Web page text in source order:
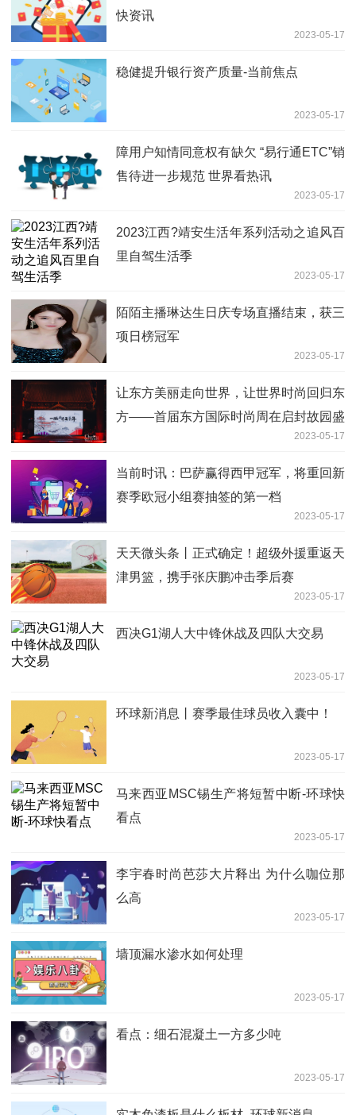
快资讯
2023-05-17
稳健提升银行资产质量-当前焦点
2023-05-17
障用户知情同意权有缺欠 “易行通ETC”销
售待进一步规范 世界看热讯
2023-05-17
2023江西?靖安生活年系列活动之追风百
里自驾生活季
2023-05-17
陌陌主播琳达生日庆专场直播结束，获三
项日榜冠军
2023-05-17
让东方美丽走向世界，让世界时尚回归东
方——首届东方国际时尚周在启封故园盛
2023-05-17
当前时讯：巴萨赢得西甲冠军，将重回新
赛季欧冠小组赛抽签的第一档
2023-05-17
天天微头条丨正式确定！超级外援重返天
津男篮，携手张庆鹏冲击季后赛
2023-05-17
西决G1湖人大中锋休战及四队大交易
2023-05-17
环球新消息丨赛季最佳球员收入囊中！
2023-05-17
马来西亚MSC锡生产将短暂中断-环球快
看点
2023-05-17
李宇春时尚芭莎大片释出 为什么咖位那
么高
2023-05-17
墙顶漏水渗水如何处理
2023-05-17
看点：细石混凝土一方多少吨
2023-05-17